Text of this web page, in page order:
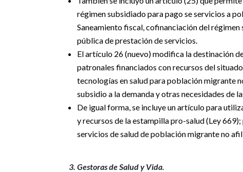
régimen subsidiado para pago se servicios a
Saneamiento fiscal, cofinanciación del
pública de prestación de servicios.
El artículo 26 (nuevo) modifica la destinación
patronales financiados con recursos del
tecnologías en salud para población migrante
subsidio a la demanda y otras necesidades de
De igual forma, se incluye un artículo para
y recursos de la estampilla pro-salud (Ley
servicios de salud de población migrante no
3. Gestoras de Salud y Vida.